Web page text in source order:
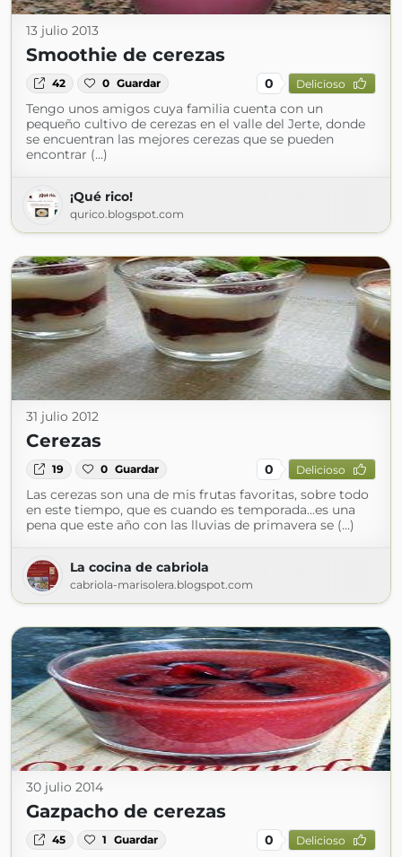
13 julio 2013
Smoothie de cerezas
42 0 Guardar 0 Delicioso
Tengo unos amigos cuya familia cuenta con un
pequeño cultivo de cerezas en el valle del Jerte, donde
se encuentran las mejores cerezas que se pueden
encontrar (...)
¡Qué rico!
qurico.blogspot.com
31 julio 2012
Cerezas
19 0 Guardar 0 Delicioso
Las cerezas son una de mis frutas favoritas, sobre todo
en este tiempo, que es cuando es temporada...es una
pena que este año con las lluvias de primavera se (...)
La cocina de cabriola
cabriola-marisolera.blogspot.com
30 julio 2014
Gazpacho de cerezas
45 1 Guardar 0 Delicioso